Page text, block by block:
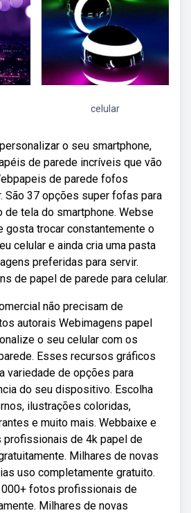
celular
o seu smartphone,
de parede incríveis que vão
de parede fofos
São 37 opções super fofas para
de tela do smartphone. Webse
gosta trocar constantemente o
celular e ainda cria uma pasta
preferidas para servir.
de papel de parede para celular.
não precisam de
autorais Webimagens papel
o seu celular com os
Esses recursos gráficos
variedade de opções para
do seu dispositivo. Escolha
ilustrações coloridas,
e muito mais. Webbaixe e
de 4k papel de
Milhares de novas
uso completamente gratuito.
fotos profissionais de
Milhares de novas